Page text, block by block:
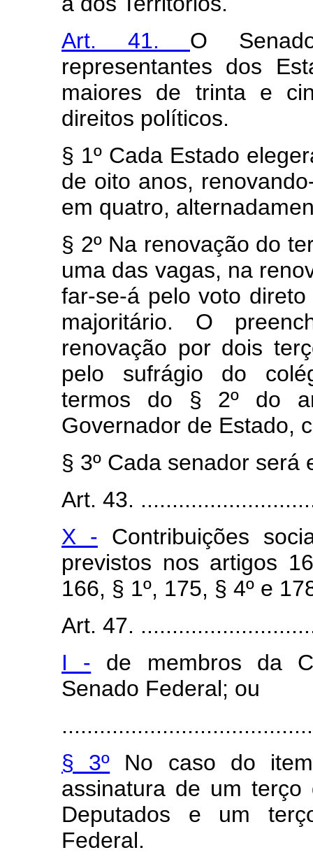
Art. 41. O
representantes dos
maiores de trinta e
direitos políticos.
§ 1º Cada Estado
de oito anos,
em quatro,
§ 2º Na renovação do
uma das vagas, na
far-se-á pelo voto
majoritário. O
renovação por dois
pelo sufrágio do
termos do § 2º do
Governador de Estado,
§ 3º Cada senador será
Art. 43.
X - Contribuições
previstos nos artigos
166, § 1º, 175, § 4º e
Art. 47.
I - de membros da
Senado Federal; ou
§ 3º No caso do
assinatura de um
Deputados e um
Federal.